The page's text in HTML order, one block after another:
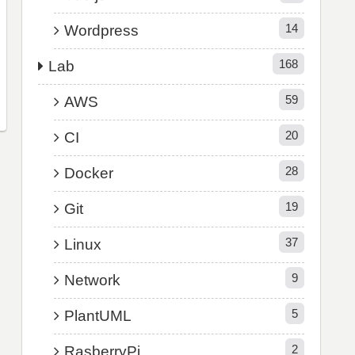
Wordpress 14
Lab 168
AWS 59
CI 20
Docker 28
Git 19
Linux 37
Network 9
PlantUML 5
2